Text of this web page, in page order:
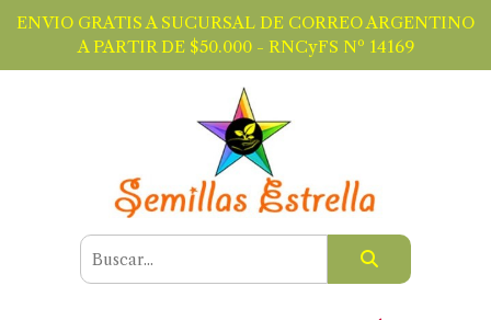
ENVIO GRATIS A SUCURSAL DE CORREO ARGENTINO
A PARTIR DE $50.000 - RNCyFS Nº 14169